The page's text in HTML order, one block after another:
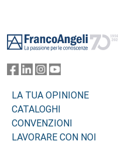
LA TUA OPINIONE
CATALOGHI
CONVENZIONI
LAVORARE CON NOI